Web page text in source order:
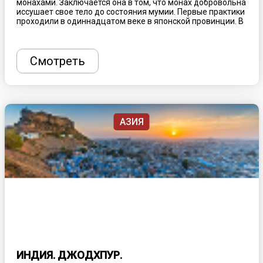
монахами. Заключается она в том, что монах добровольна
иссушает свое тело до состояния мумии. Первые практики
проходили в одиннадцатом веке в японской провинции. В
Смотреть
АЗИЯ
ИНДИЯ. ДЖОДХПУР.